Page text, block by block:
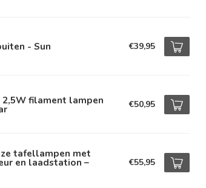
- Sun €39,95
filament lampen €50,95
tafellampen met
en laadstation – €55,95